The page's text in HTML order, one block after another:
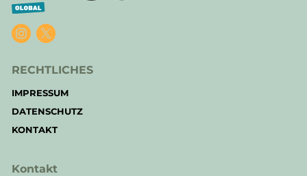
RECHTLICHES
IMPRESSUM
DATENSCHUTZ
KONTAKT
Kontakt